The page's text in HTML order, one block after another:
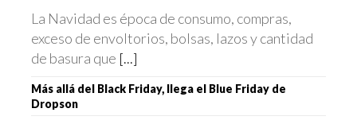
La Navidad es época de consumo, compras,
exceso de envoltorios, bolsas, lazos y cantidad
de basura que [...]
Más allá del Black Friday, llega el Blue Friday de
Dropson